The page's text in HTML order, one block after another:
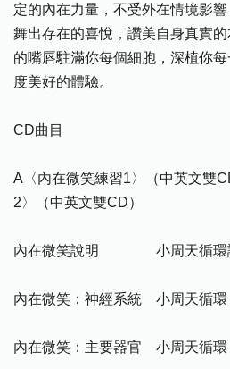
定的內在力量，不受外在情境影
舞出存在的喜悅，讚美自身真實
的嘴唇駐滿你每個細胞，深植你
度美好的體驗。
CD曲目
A〈內在微笑練習1〉（中英文雙
2〉（中英文雙CD）
內在微笑說明 小周天循環
內在微笑：神經系統 小周天循環
內在微笑：主要器官 小周天循環